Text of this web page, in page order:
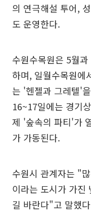
의 연극해설 투어,
도 운영한다.
수원수목원은 5월
하며, 일월수목원에
는 '헨젤과 그레텔'
16~17일에는 경기
제 '숲속의 파티'가
가 가동된다.
수원시 관계자는 "
이라는 도시가 가진
길 바란다"고 말했